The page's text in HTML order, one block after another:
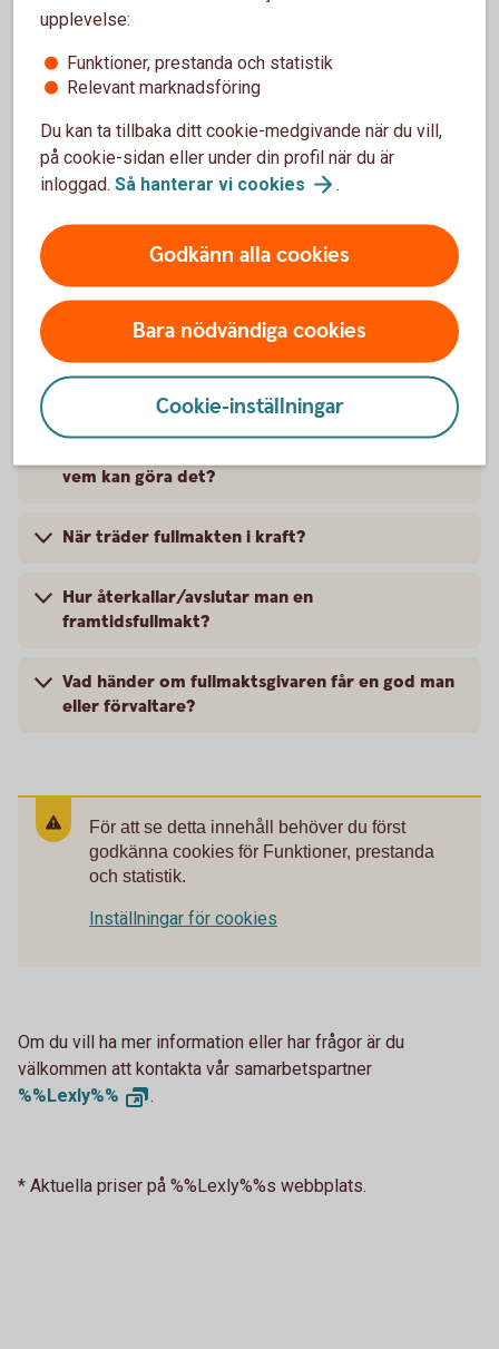
framtidsfullmakt, som börjar gälla när du inte längre
Frågor och svar om
framtidsfullmakt
Vad omfattar fullmakten?
Vad ingår inte i framtidsfullmakten?
vem kan göra det?
När träder fullmakten i kraft?
Hur återkallar/avslutar man en
framtidsfullmakt?
Vad händer om fullmaktsgivaren får en god man
eller förvaltare?
För att se detta innehåll behöver du först
godkänna cookies för Funktioner, prestanda
och statistik.
Inställningar för cookies
Om du vill ha mer information eller har frågor är du
välkommen att kontakta vår samarbetspartner
%%Lexly%%
.
* Aktuella priser på %%Lexly%%s webbplats.
upplevelse:
Funktioner, prestanda och statistik
Relevant marknadsföring
Du kan ta tillbaka ditt cookie-medgivande när du vill,
på cookie-sidan eller under din profil när du är
inloggad. Så hanterar vi cookies .
Godkänn alla cookies
Bara nödvändiga cookies
Cookie-inställningar